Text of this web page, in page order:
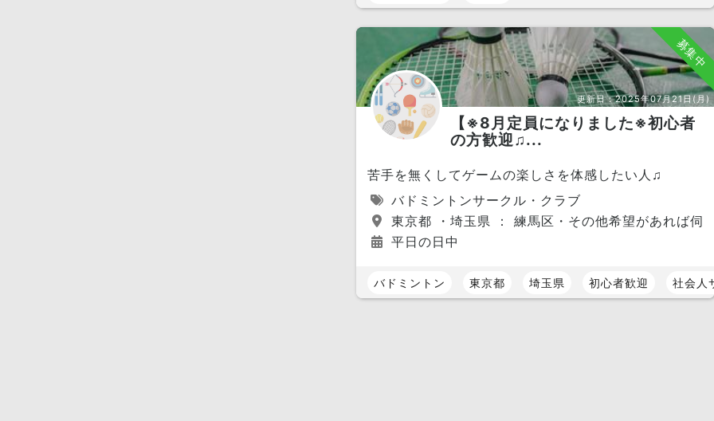
募集中
更新日：2025年07月21日(月)
【※8月定員になりました※初心者
の方歓迎♫...
苦手を無くしてゲームの楽しさを体感したい人♫
バドミントンサークル・クラブ
東京都 ・埼玉県 ： 練馬区・その他希望があれば伺い
平日の日中
バドミントン 東京都 埼玉県 初心者歓迎 社会人